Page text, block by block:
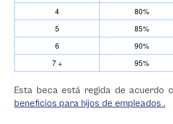
4
80%
5
85%
6
90%
7 +
95%
Esta beca está regida de
beneficios para hijos de empleados .